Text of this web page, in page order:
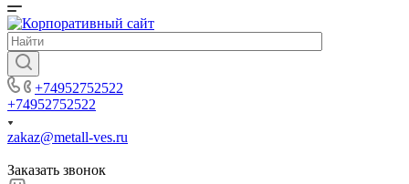
+74952752522
+74952752522
zakaz@metall-ves.ru
Заказать звонок